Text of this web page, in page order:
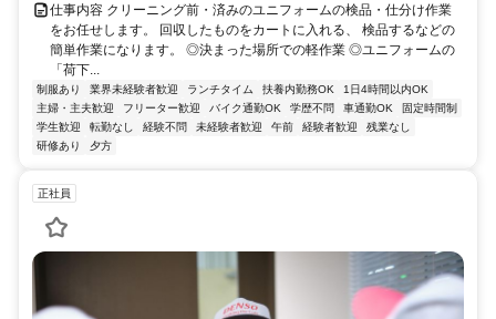
仕事内容 クリーニング前・済みのユニフォームの検品・仕分け作業
をお任せします。 回収したものをカートに入れる、 検品するなどの
簡単作業になります。 ◎決まった場所での軽作業 ◎ユニフォームの
「荷下...
制服あり 業界未経験者歓迎 ランチタイム 扶養内勤務OK
1日4時間以内OK
主婦・主夫歓迎
フリーター歓迎 バイク通勤OK 学歴不問 車通勤OK
固定時間制
学生歓迎
転勤なし 経験不問 未経験者歓迎 午前 経験者歓迎
残業なし
研修あり
夕方
正社員